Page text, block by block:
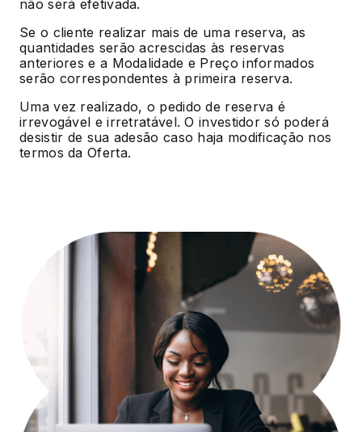
não será efetivada.
Se o cliente realizar mais de uma reserva, as
quantidades serão acrescidas às reservas
anteriores e a Modalidade e Preço informados
serão correspondentes à primeira reserva.
Uma vez realizado, o pedido de reserva é
irrevogável e irretratável. O investidor só poderá
desistir de sua adesão caso haja modificação nos
termos da Oferta.